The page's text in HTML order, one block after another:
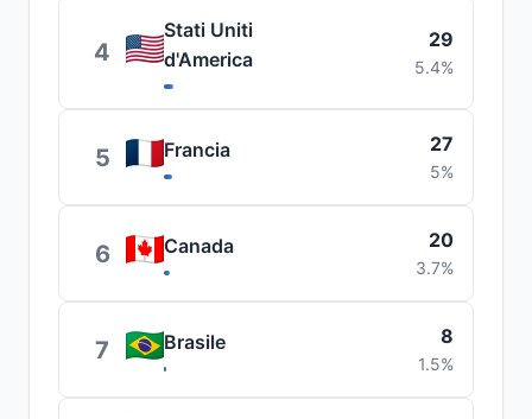
4
Stati Uniti
d'America
29
5.4%
5 Francia 27
5%
6 Canada 20
3.7%
7 Brasile 8
1.5%